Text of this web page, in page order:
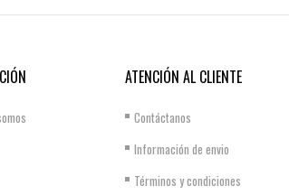
ATENCIÓN AL CLIENTE
Contáctanos
Información de envio
Términos y condiciones